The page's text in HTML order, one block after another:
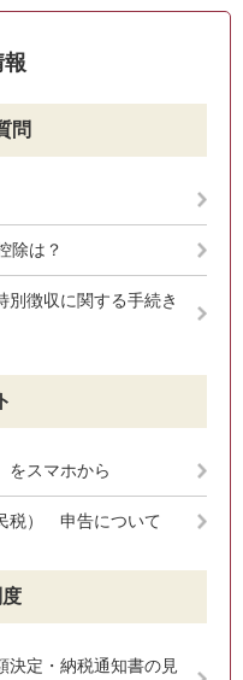
報
問
除は？
別徴収に関する手続き
をスマホから
税） 申告について
定・納税通知書の見